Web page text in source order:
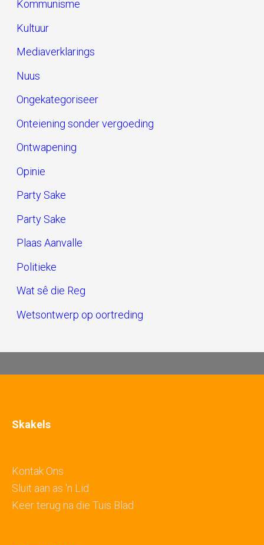
Kommunisme
Kultuur
Mediaverklarings
Nuus
Ongekategoriseer
Onteiening sonder vergoeding
Ontwapening
Opinie
Party Sake
Party Sake
Plaas Aanvalle
Politieke
Wat sê die Reg
Wetsontwerp op oortreding
Skakels
Kontak Ons
Sluit aan as 'n Lid
Keer terug na die Tuis Blad